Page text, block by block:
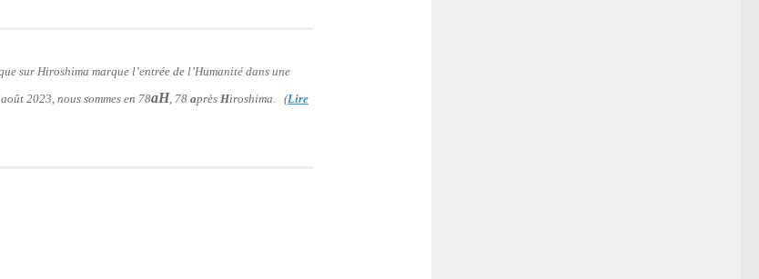
sur Hiroshima marque l’entrée de l’Humanité dans une
2023, nous sommes en 78aH , 78 après Hiroshima. (Lire